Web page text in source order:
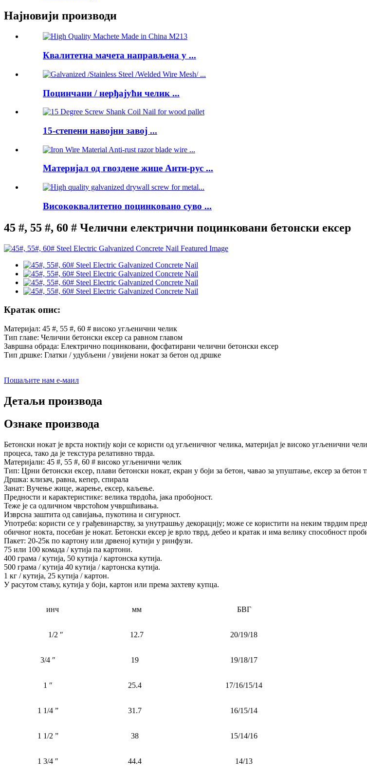
Најновији производи
Квалитетна мачета направљена у ...
Поцинчани / нерђајући челик ...
15-степени навојни завој ...
Материјал од гвоздене жице Анти-рус ...
Висококвалитетно поцинковано суво ...
45 #, 55 #, 60 # Челични електрични поцинковани бетонски ексер
Кратак опис:
Материјал: 45 #, 55 #, 60 # високо угљенични челик
Тип главе: Челични бетонски ексер са равном главом
Завршна обрада: Електрично поцинковани, фосфатирани челични бетонски ексер
Тип дршке: Глатки / удубљени / увијени нокат за бетон од дршке
Пошаљите нам е-маил
Детаљи производа
Ознаке производа
Бетонски нокат је врста ноктију који се користи од угљеничног челика, материјал је високо угљенични
процеса, тако да је текстура релативно тврда.
Материјали: 45 #, 55 #, 60 # високо угљенични челик
Тип: Црни бетонски ексер, плави бетонски нокат, екран у боји за бетон, чавао за упуштање, ексер за бетон
Дршка: клизач, равна, кепер, спирала
Занат: Вучење жице, жарење, ексер, каљење.
Предности и карактеристике: велика тврдоћа, јака пробојност.
Теже је са одличном чврстоћом учвршћивања.
Изврсна заштита од савијања, пукотина и сигурност.
Употреба: користи се у грађевинарству, за унутрашњу декорацију; може се користити на неким тврдим
обичног нокта, посебан је нокат. Бетонски ексер је врло тврд, дебео и кратак и има велику способност
Пакет: 20-25к по картону или дрвеној кутији у ринфузи.
75 или 100 комада / кутија па картони.
400 грама / кутија, 50 кутија / картонска кутија.
500 грама / кутија 40 кутија / картонска кутија.
1 кг / кутија, 25 кутија / картон.
У расутом стању, кутија у боји, картон или према захтеву купца.
инч мм БВГ
1/2 ″ 12.7 20/19/18
3/4 ″ 19 19/18/17
1 ″ 25.4 17/16/15/14
1 1/4 ” 31.7 16/15/14
1 1/2 ” 38 15/14/16
1 3/4 ″ 44.4 14/13